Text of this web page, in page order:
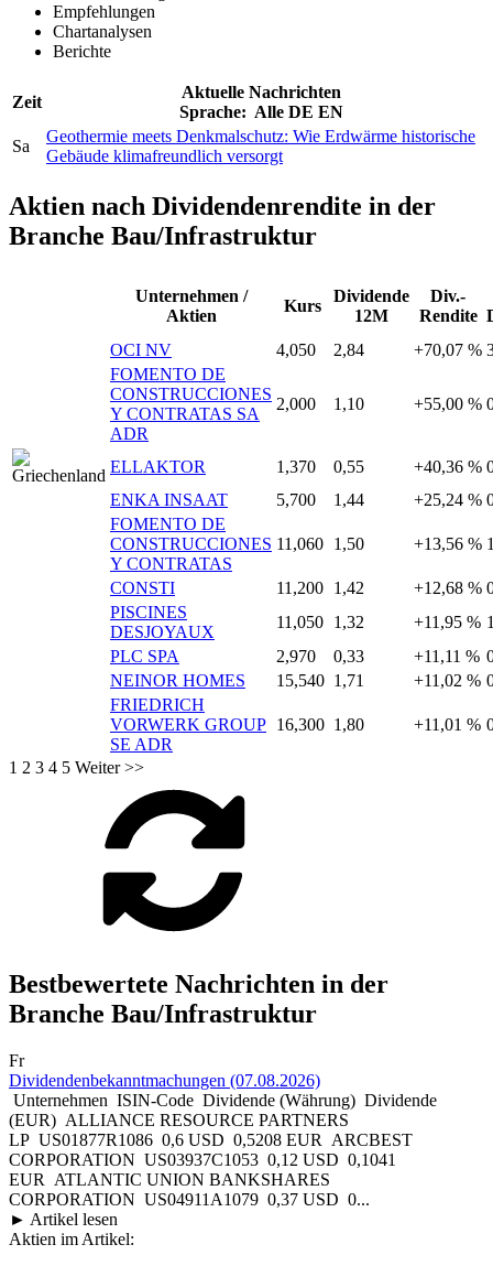
Empfehlungen
Chartanalysen
Berichte
Zeit
Aktuelle Nachrichten
Sprache: Alle DE EN
Sa
Geothermie meets Denkmalschutz: Wie Erdwärme historische
Gebäude klimafreundlich versorgt
Aktien nach Dividendenrendite in der
Branche Bau/Infrastruktur
Unternehmen /
Aktien
Kurs
Dividende
12M
Div.-
Rendite
OCI NV
4,050 2,84 +70,07 %
FOMENTO DE
CONSTRUCCIONES
Y CONTRATAS SA
ADR
2,000 1,10 +55,00 %
ELLAKTOR 1,370 0,55 +40,36 %
ENKA INSAAT
5,700 1,44 +25,24 %
FOMENTO DE
CONSTRUCCIONES
Y CONTRATAS
11,060 1,50 +13,56 %
CONSTI 11,200 1,42 +12,68 %
PISCINES
DESJOYAUX
11,050 1,32 +11,95 %
PLC SPA
2,970 0,33 +11,11 %
NEINOR HOMES
15,540 1,71 +11,02 %
FRIEDRICH
VORWERK GROUP
SE ADR
16,300 1,80 +11,01 %
1 2 3 4 5 Weiter >>
Bestbewertete Nachrichten in der
Branche Bau/Infrastruktur
Fr
Dividendenbekanntmachungen (07.08.2026)
Unternehmen ISIN-Code Dividende (Währung) Dividende
(EUR) ALLIANCE RESOURCE PARTNERS
LP US01877R1086 0,6 USD 0,5208 EUR ARCBEST
CORPORATION US03937C1053 0,12 USD 0,1041
EUR ATLANTIC UNION BANKSHARES
CORPORATION US04911A1079 0,37 USD 0...
► Artikel lesen
Aktien im Artikel: